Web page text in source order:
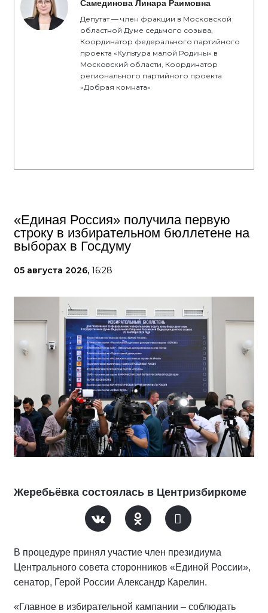
Самединова Линара Раимовна
Депутат — член фракции в Московской
областной Думе седьмого созыва,
Координатор федерального партийного
проекта «Культура малой Родины» в
Московский области, Координатор
регионального партийного проекта
«Добрая комната»
«Единая Россия» получила первую
строку в избирательном бюллетене на
выборах в Госдуму
05 августа 2026, 16:28
Жеребьёвка состоялась в Центризбиркоме
В процедуре принял участие член президиума
Центрального совета сторонников «Единой России»,
сенатор, Герой России Александр Карелин.
«Главное в избирательной кампании – соблюдать